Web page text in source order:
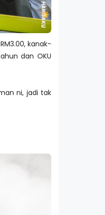
kanak-
dan OKU
ni, jadi tak